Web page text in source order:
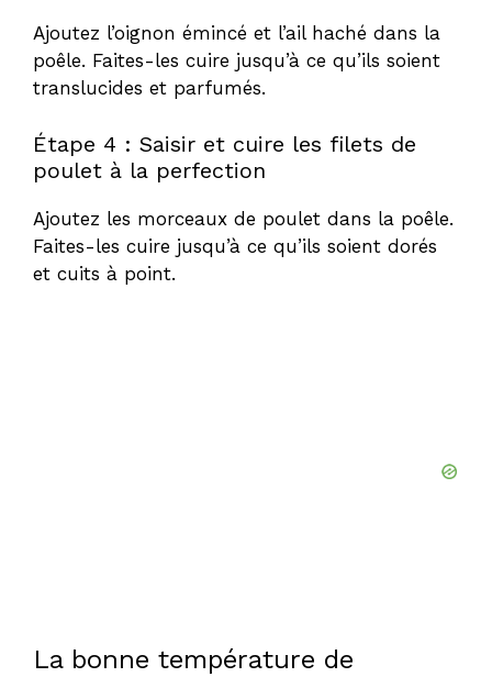
Ajoutez l’oignon émincé et l’ail haché dans la
poêle. Faites-les cuire jusqu’à ce qu’ils soient
translucides et parfumés.
Étape 4 : Saisir et cuire les filets de
poulet à la perfection
Ajoutez les morceaux de poulet dans la poêle.
Faites-les cuire jusqu’à ce qu’ils soient dorés
et cuits à point.
La bonne température de